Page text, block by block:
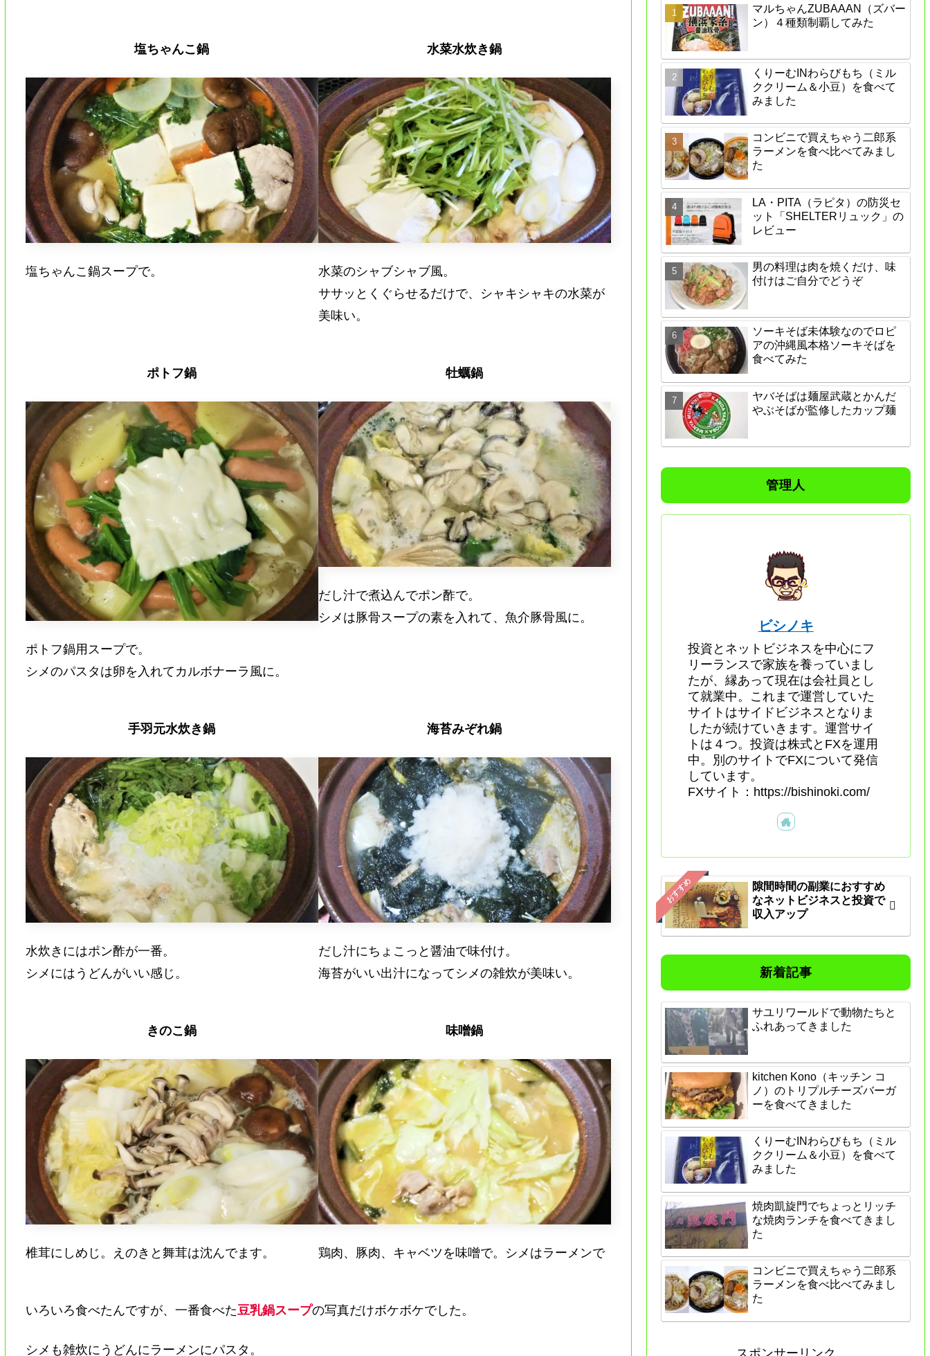
塩ちゃんこ鍋
塩ちゃんこ鍋スープで。
水菜水炊き鍋
水菜のシャブシャブ風。
ササッとくぐらせるだけで、シャキシャキの水菜が
美味い。
ポトフ鍋
ポトフ鍋用スープで。
シメのパスタは卵を入れてカルボナーラ風に。
牡蠣鍋
だし汁で煮込んでポン酢で。
シメは豚骨スープの素を入れて、魚介豚骨風に。
手羽元水炊き鍋
水炊きにはポン酢が一番。
シメにはうどんがいい感じ。
海苔みぞれ鍋
だし汁にちょこっと醤油で味付け。
海苔がいい出汁になってシメの雑炊が美味い。
きのこ鍋
椎茸にしめじ。えのきと舞茸は沈んでます。
味噌鍋
鶏肉、豚肉、キャベツを味噌で。シメはラーメンで
いろいろ食べたんですが、一番食べた豆乳鍋スープの写真だけボケボケでした。
シメも雑炊にうどんにラーメンにパスタ。
マルちゃんZUBAAAN（ズバー
ン）４種類制覇してみた
くりーむINわらびもち（ミル
ククリーム＆小豆）を食べて
みました
コンビニで買えちゃう二郎系
ラーメンを食べ比べてみまし
た
LA・PITA（ラピタ）の防災セ
ット「SHELTERリュック」の
レビュー
男の料理は肉を焼くだけ、味
付けはご自分でどうぞ
ソーキそば未体験なのでロピ
アの沖縄風本格ソーキそばを
食べてみた
ヤバそばは麺屋武蔵とかんだ
やぶそばが監修したカップ麺
管理人
ビシノキ
投資とネットビジネスを中心にフ
リーランスで家族を養っていまし
たが、縁あって現在は会社員とし
て就業中。これまで運営していた
サイトはサイドビジネスとなりま
したが続けていきます。運営サイ
トは４つ。投資は株式とFXを運用
中。別のサイトでFXについて発信
しています。
FXサイト：https://bishinoki.com/
おすすめ
隙間時間の副業におすすめ
なネットビジネスと投資で
収入アップ
新着記事
サユリワールドで動物たちと
ふれあってきました
kitchen Kono（キッチン コ
ノ）のトリプルチーズバーガ
ーを食べてきました
くりーむINわらびもち（ミル
ククリーム＆小豆）を食べて
みました
焼肉凱旋門でちょっとリッチ
な焼肉ランチを食べてきまし
た
コンビニで買えちゃう二郎系
ラーメンを食べ比べてみまし
た
スポンサーリンク